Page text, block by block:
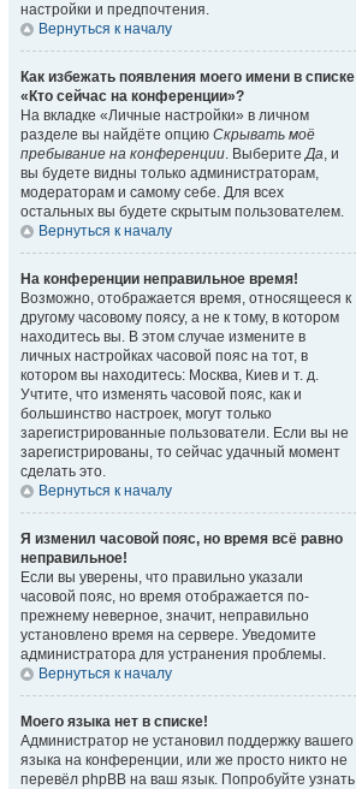
настройки и предпочтения.
Вернуться к началу
Как избежать появления моего имени в списке
«Кто сейчас на конференции»?
На вкладке «Личные настройки» в личном
разделе вы найдёте опцию Скрывать моё
пребывание на конференции. ВыберитеДа, и
вы будете видны только администраторам,
модераторам и самому себе. Для всех
остальных вы будете скрытым пользователем.
Вернуться к началу
На конференции неправильное время!
Возможно, отображается время, относящееся к
другому часовому поясу, а не к тому, в котором
находитесь вы. В этом случае измените в
личных настройках часовой пояс на тот, в
котором вы находитесь: Москва, Киев и т. д.
Учтите, что изменять часовой пояс, как и
большинство настроек, могут только
зарегистрированные пользователи. Если вы не
зарегистрированы, то сейчас удачный момент
сделать это.
Вернуться к началу
Я изменил часовой пояс, но время всё равно
неправильное!
Если вы уверены, что правильно указали
часовой пояс, но время отображается по-
прежнему неверное, значит, неправильно
установлено время на сервере. Уведомите
администратора для устранения проблемы.
Вернуться к началу
Моего языка нет в списке!
Администратор не установил поддержку вашего
языка на конференции, или же просто никто не
перевёл phpBB на ваш язык. Попробуйте узнать